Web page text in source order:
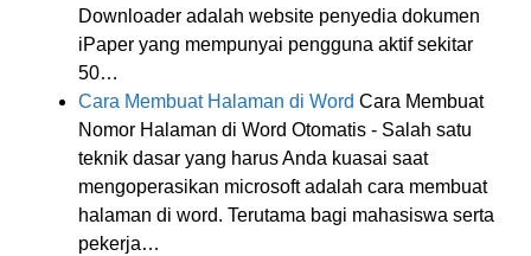
Downloader adalah website penyedia dokumen
iPaper yang mempunyai pengguna aktif sekitar
50…
Cara Membuat Halaman di Word Cara Membuat
Nomor Halaman di Word Otomatis - Salah satu
teknik dasar yang harus Anda kuasai saat
mengoperasikan microsoft adalah cara membuat
halaman di word. Terutama bagi mahasiswa serta
pekerja…